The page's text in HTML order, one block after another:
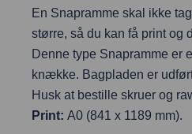
En Snapramme skal ikke
større, så du kan få print og
Denne type Snapramme er
knække. Bagpladen er
Husk at bestille skruer og
Print: A0 (841 x 1189 mm).